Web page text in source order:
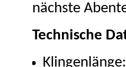
nächste
Technische